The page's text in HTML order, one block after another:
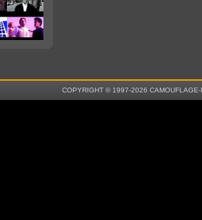
COPYRIGHT © 1997-2026 CAMOUFLAGE-